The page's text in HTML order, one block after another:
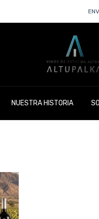
NUESTRA HISTORIA